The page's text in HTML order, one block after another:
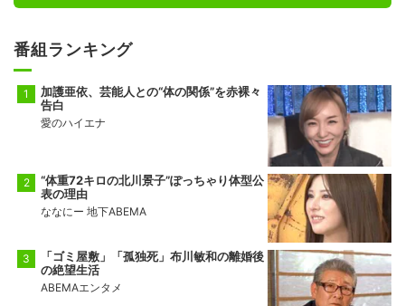
番組ランキング
加護亜依、芸能人との“体の関係”を赤裸々
告白
愛のハイエナ
“体重72キロの北川景子”ぽっちゃり体型公
表の理由
ななにー 地下ABEMA
「ゴミ屋敷」「孤独死」布川敏和の離婚後
の絶望生活
ABEMAエンタメ